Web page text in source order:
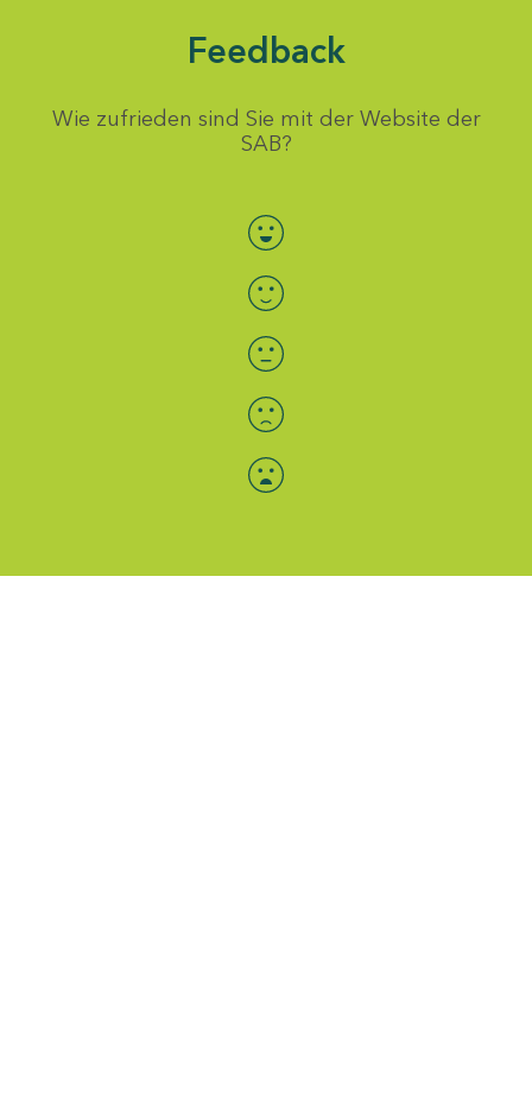
Feedback
Wie zufrieden sind Sie mit der Website der
SAB?
Bewertung auswählen